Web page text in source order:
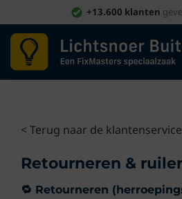
naar
inhoud
+13.600 klanten
< Terug naar de klantenservice
Retourneren &
🔁 Retourneren